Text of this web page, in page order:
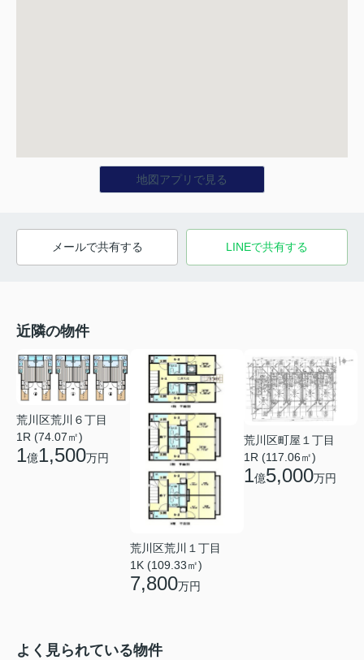
地図アプリで見る
メールで共有する LINEで共有する
近隣の物件
荒川区荒川６丁目
1R (74.07㎡)
1億1,500万円
荒川区荒川１丁目
1K (109.33㎡)
7,800万円
荒川区町屋１丁目
1R (117.06㎡)
1億5,000万円
よく見られている物件